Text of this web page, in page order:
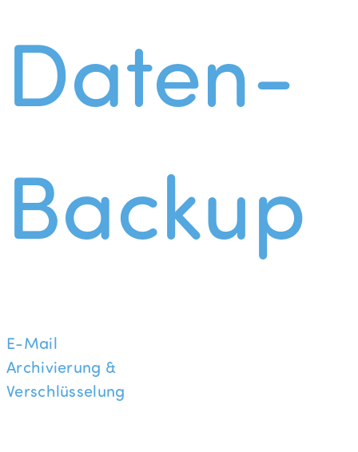
Daten-
Backup
E-Mail
Archivierung &
Verschlüsselung